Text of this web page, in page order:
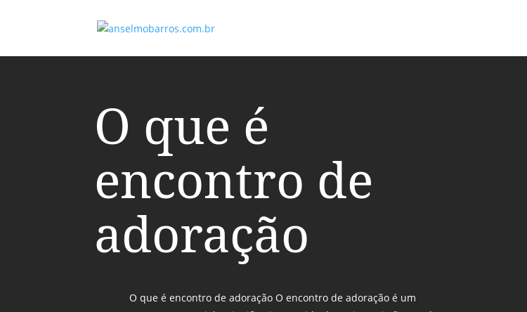
O que é
encontro de
adoração
O que é encontro de adoração O encontro de adoração é um